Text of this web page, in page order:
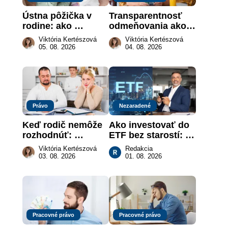
Ústna pôžička v
rodine: ako
vymôcť peniaze,
keď na papieri nie
Viktória Kertészová
05. 08. 2026
Transparentnosť
odmeňovania ako
právna povinnosť:
revolúcia na
práce
Viktória Kertészová
04. 08. 2026
Právo
Keď rodič nemôže
rozhodnúť:
nahradenie prejavu
vôle súdom v
Viktória Kertészová
03. 08. 2026
Nezaradené
Ako investovať do
ETF bez starostí:
Investičné plány,
ktoré urobia prácu
Redakcia
01. 08. 2026
Pracovné právo Pracovné právo